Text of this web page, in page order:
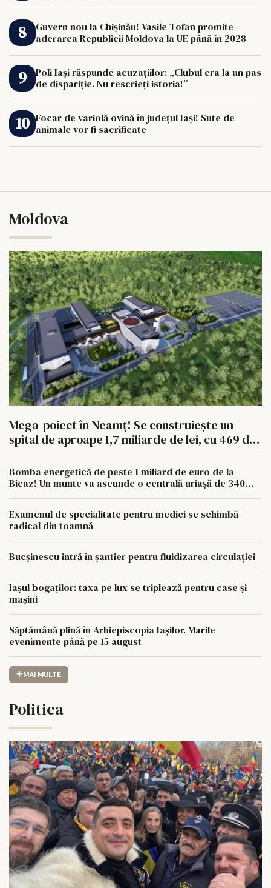
Guvern nou la Chișinău! Vasile Tofan promite
aderarea Republicii Moldova la UE până în 2028
Poli Iași răspunde acuzațiilor: „Clubul era la un pas
de dispariție. Nu rescrieți istoria!”
Focar de variolă ovină în județul Iași! Sute de
animale vor fi sacrificate
Moldova
Mega-poiect în Neamț! Se construiește un
spital de aproape 1,7 miliarde de lei, cu 469 de
paturi
Bomba energetică de peste 1 miliard de euro de la
Bicaz! Un munte va ascunde o centrală uriașă de 340
Examenul de specialitate pentru medici se schimbă
radical din toamnă
Bucșinescu intră în șantier pentru fluidizarea circulației
Iașul bogaților: taxa pe lux se triplează pentru case și
mașini
Săptămână plină în Arhiepiscopia Iașilor. Marile
evenimente până pe 15 august
MAI MULTE
Politica